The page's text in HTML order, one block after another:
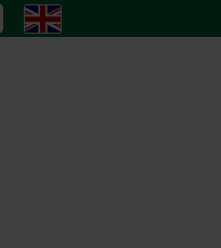
YoutubeEnglish